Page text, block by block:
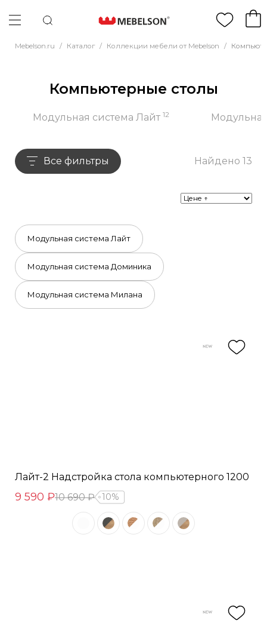
Mebelson.ru / Каталог / Коллекции мебели от Mebelson /
Компьютерные столы
Модульная система Лайт 12
Все фильтры Найдено 13
Модульная система Лайт
Модульная система Доминика
Модульная система Милана
Лайт-2 Надстройка стола компьютерного 1200
9 590 ₽10 690 ₽ 10%